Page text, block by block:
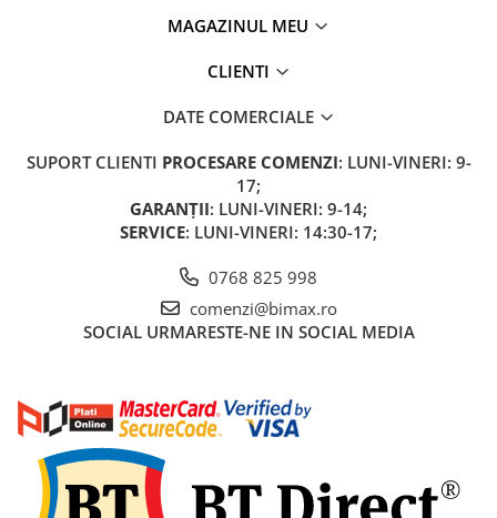
MAGAZINUL MEU
CLIENTI
DATE COMERCIALE
SUPORT CLIENTI PROCESARE COMENZI: LUNI-VINERI: 9-
17;
GARANȚII: LUNI-VINERI: 9-14;
SERVICE: LUNI-VINERI: 14:30-17;
0768 825 998
comenzi@bimax.ro
SOCIAL URMARESTE-NE IN SOCIAL MEDIA